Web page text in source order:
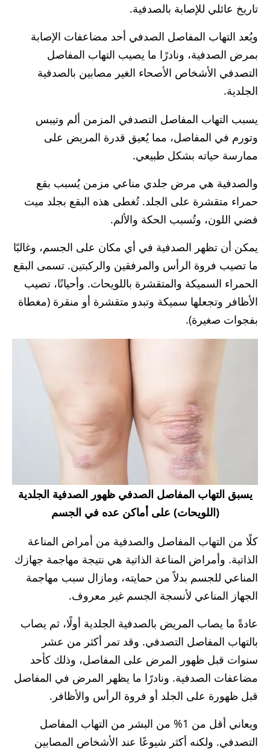
تاريخ عائلي للإصابة بالصدفية.
ويُعد التهاب المفاصل الصدفي أحد مضاعفات الإصابة
بمرض الصدفية، ونادرًا ما يصيب التهاب المفاصل
التصدفي الأشخاص الأصحاء الغير مصابين بالصدفية
الجلدية.
يسبب التهاب المفاصل التصدفي المزمن ألم وتيبس
وتورم في المفاصل، مما يُعيق قدرة المريض على
ممارسة حياته بشكل طبيعي.
والصدفية هي مرض جلدي مناعي مزمن يُسبب بقع
حمراء متقشرة على الجلد. تُغطى هذه البقع بجلد ميت
فضي اللون، وتُسبب الحكة والألم.
يمكن أن تظهر الصدفية في أي مكان على الجسم، وغالبًا
ما تصيب فروة الرأس والمرفقين والركبتين. تسمى البقع
الحمراء السميكة والمتقشرة باللويحات. وأحيانًا، تصيب
الأظافر وتجعلها سميكة وتبدو متقشرة أو منقرة (مغطاة
بفجوات صغيرة).
يسبق التهاب المفاصل الصدفي ظهور الصدفية الجلدية
(اللويحات) على أماكن عده في الجسم
كلًا من التهاب المفاصل والصدفية من أمراض المناعة
الذاتية. وأمراض المناعة الذاتية هي نتيجة مهاجمة جهازك
المناعي للجسم بدلاً من حمايته، ومازال سبب مهاجمة
الجهاز المناعي لأنسجة الجسم غير معروف.
عادةً ما يصاب المريض بالصدفية الجلدية أولًا، ثم يصاب
بالتهاب المفاصل التصدفي. وقد تمر أكثر من عشر
سنوات قبل ظهور المرض على المفاصل، وذلك كأحد
مضاعفات الصدفية. ونادرًا ما يظهر المرض في المفاصل
قبل ظهورة على الجلد أو فروة الرأس والأظافر.
ويعاني أقل من 1% من البشر من التهاب المفاصل
التصدفي. ولكنه أكثر شيوعًا عند الأشخاص المصابين